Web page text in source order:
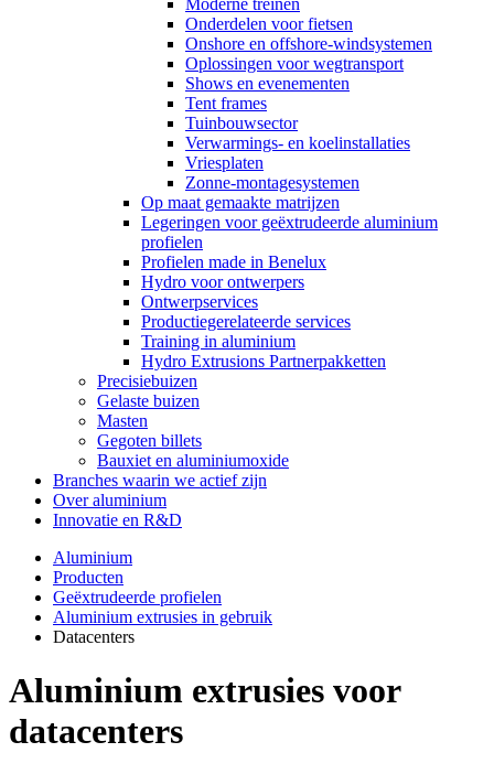
Moderne treinen
Onderdelen voor fietsen
Onshore en offshore-windsystemen
Oplossingen voor wegtransport
Shows en evenementen
Tent frames
Tuinbouwsector
Verwarmings- en koelinstallaties
Vriesplaten
Zonne-montagesystemen
Op maat gemaakte matrijzen
Legeringen voor geëxtrudeerde aluminium
profielen
Profielen made in Benelux
Hydro voor ontwerpers
Ontwerpservices
Productiegerelateerde services
Training in aluminium
Hydro Extrusions Partnerpakketten
Precisiebuizen
Gelaste buizen
Masten
Gegoten billets
Bauxiet en aluminiumoxide
Branches waarin we actief zijn
Over aluminium
Innovatie en R&D
Aluminium
Producten
Geëxtrudeerde profielen
Aluminium extrusies in gebruik
Datacenters
Aluminium extrusies voor
datacenters